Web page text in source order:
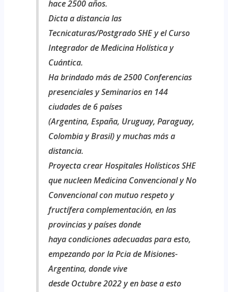
hace 2500 años.
Dicta a distancia las
Tecnicaturas/Postgrado SHE y el Curso
Integrador de Medicina Holística y
Cuántica.
Ha brindado más de 2500 Conferencias
presenciales y Seminarios en 144
ciudades de 6 países
(Argentina, España, Uruguay, Paraguay,
Colombia y Brasil) y muchas más a
distancia.
Proyecta crear Hospitales Holísticos SHE
que nucleen Medicina Convencional y No
Convencional con mutuo respeto y
fructífera complementación, en las
provincias y países donde
haya condiciones adecuadas para esto,
empezando por la Pcia de Misiones-
Argentina, donde vive
desde Octubre 2022 y en base a esto